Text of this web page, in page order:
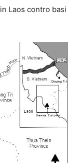
in Laos contro basi